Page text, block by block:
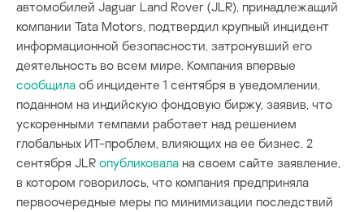
автомобилей Jaguar Land Rover (JLR), принадлежащий
компании Tata Motors, подтвердил крупный инцидент
информационной безопасности, затронувший его
деятельность во всем мире. Компания впервые
сообщила об инциденте 1 сентября в уведомлении,
поданном на индийскую фондовую биржу, заявив, что
ускоренными темпами работает над решением
глобальных ИТ-проблем, влияющих на ее бизнес. 2
сентября JLR опубликовала на своем сайте заявление,
в котором говорилось, что компания предприняла
первоочередные меры по минимизации последствий